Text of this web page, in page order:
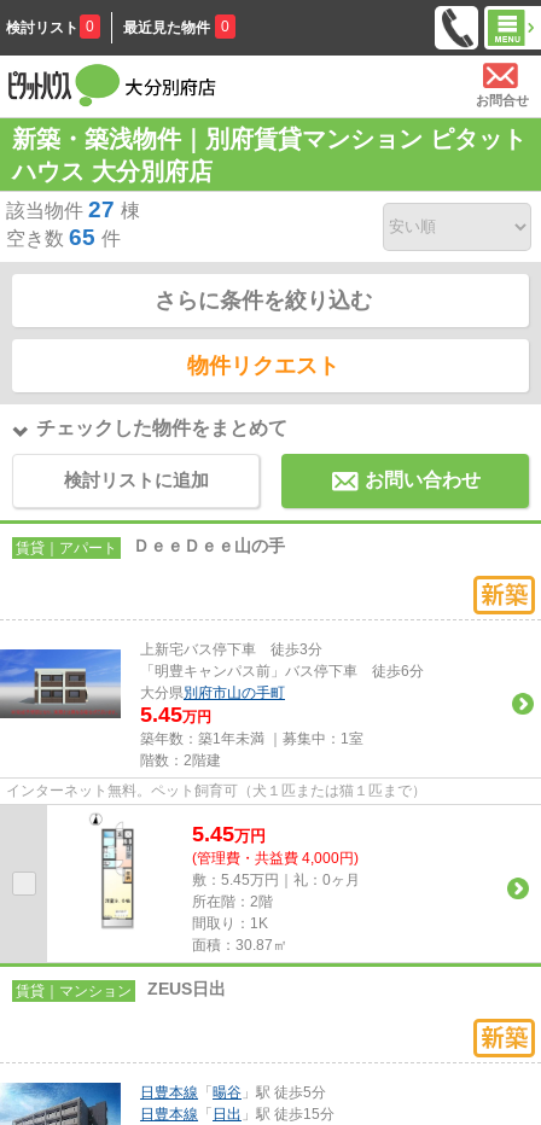
検討リスト 0 最近見た物件 0
お問合せ
新築・築浅物件｜別府賃貸マンション ピタット
ハウス 大分別府店
該当物件 27 棟
空き数 65 件
さらに条件を絞り込む
物件リクエスト
チェックした物件をまとめて
検討リストに追加 お問い合わせ
賃貸｜アパート ＤｅｅＤｅｅ山の手
上新宅バス停下車 徒歩3分
「明豊キャンパス前」バス停下車 徒歩6分
大分県別府市山の手町
5.45万円
築年数：築1年未満 ｜募集中： 1室
階数：2階建
インターネット無料。ペット飼育可（犬１匹または猫１匹まで）
5.45万円
(管理費・共益費 4,000円)
敷：5.45万円｜礼：0ヶ月
所在階：2階
間取り：1K
面積：30.87㎡
賃貸｜マンション ZEUS日出
日豊本線 「 暘谷 」駅 徒歩5分
日豊本線 「 日出 」駅 徒歩15分